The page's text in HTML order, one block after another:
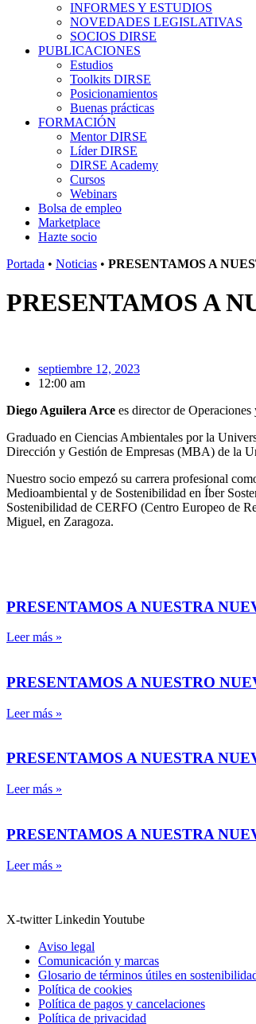
INFORMES Y ESTUDIOS
NOVEDADES LEGISLATIVAS
SOCIOS DIRSE
PUBLICACIONES
Estudios
Toolkits DIRSE
Posicionamientos
Buenas prácticas
FORMACIÓN
Mentor DIRSE
Líder DIRSE
DIRSE Academy
Cursos
Webinars
Bolsa de empleo
Marketplace
Hazte socio
Portada • Noticias • PRESENTAMOS A
PRESENTAMOS A
septiembre 12, 2023
12:00 am
Diego Aguilera Arce es director de
Graduado en Ciencias Ambientales por la
Dirección y Gestión de Empresas (MBA) de la
Nuestro socio empezó su carrera profesional
Medioambiental y de Sostenibilidad en Íber
Sostenibilidad de CERFO (Centro Europeo de
Miguel, en Zaragoza.
PRESENTAMOS A NUESTRA
Leer más »
PRESENTAMOS A NUESTRO
Leer más »
PRESENTAMOS A NUESTRA
Leer más »
PRESENTAMOS A NUESTRA
Leer más »
X-twitter Linkedin Youtube
Aviso legal
Comunicación y marcas
Glosario de términos útiles en
Política de cookies
Política de pagos y cancelaciones
Política de privacidad